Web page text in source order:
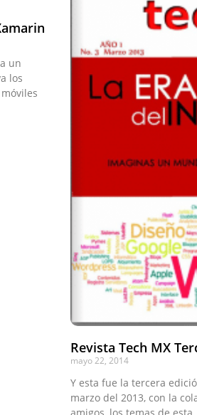
un
los
Revista Tech MX
mayo 22, 2014
Y esta fue la tercera
marzo del 2013, con la
amigos, los temas de esta